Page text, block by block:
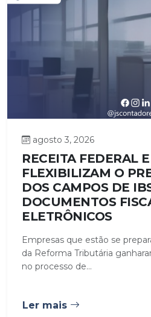
agosto 3, 2026
RECEITA FEDERAL
FLEXIBILIZAM O
DOS CAMPOS DE
DOCUMENTOS
ELETRÔNICOS
Empresas que estão se
da Reforma Tributária
no processo de...
Ler mais